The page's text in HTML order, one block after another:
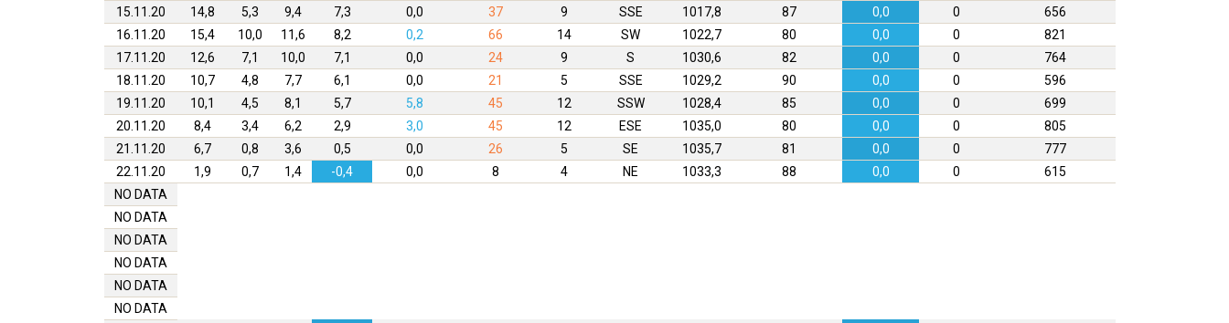
15.11.20
14,8 5,3 9,4 7,3 0,0 37 9 SSE 1017,8 87 0,0 0
656
16.11.20
15,4 10,0 11,6 8,2 0,2 66 14 SW 1022,7 80 0,0 0
821
17.11.20
12,6 7,1 10,0 7,1 0,0 24 9 S 1030,6 82 0,0 0
764
18.11.20
10,7 4,8 7,7 6,1 0,0 21 5 SSE 1029,2 90 0,0 0
596
19.11.20
10,1 4,5 8,1 5,7 5,8 45 12 SSW 1028,4 85 0,0 0
699
20.11.20
8,4 3,4 6,2 2,9 3,0 45 12 ESE 1035,0 80 0,0 0
805
21.11.20
6,7 0,8 3,6 0,5 0,0 26 5 SE 1035,7 81 0,0 0
777
22.11.20
1,9 0,7 1,4 -0,4 0,0 8 4 NE 1033,3 88 0,0 0
615
NO DATA
NO DATA
NO DATA
NO DATA
NO DATA
NO DATA